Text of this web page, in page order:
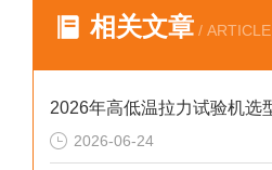
相关文章 / ARTICLE
2026-06-24